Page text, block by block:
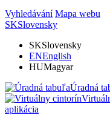
Vyhledávání Mapa webu
SKSlovensky
SKSlovensky
ENEnglish
HUMagyar
Úradná
aplikácia